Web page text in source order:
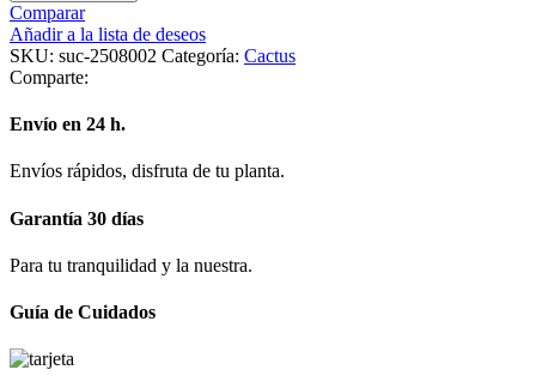
Comparar
Añadir a la lista de deseos
SKU: suc-2508002 Categoría: Cactus
Comparte:
Envío en 24 h.
Envíos rápidos, disfruta de tu planta.
Garantía 30 días
Para tu tranquilidad y la nuestra.
Guía de Cuidados